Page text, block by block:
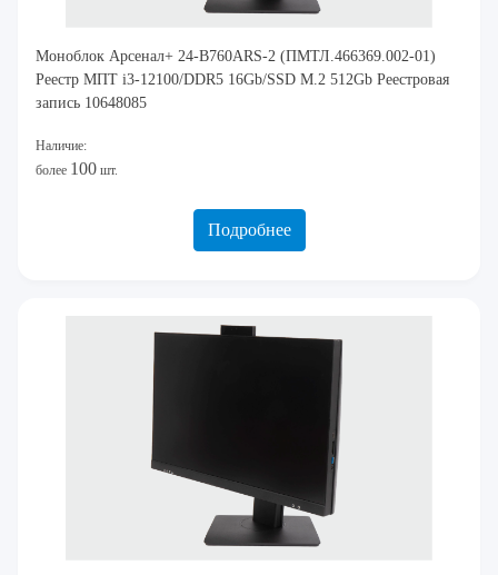
Моноблок Арсенал+ 24-B760ARS-2 (ПМТЛ.466369.002-01)
Реестр МПТ i3-12100/DDR5 16Gb/SSD M.2 512Gb Реестровая
запись 10648085
Наличие:
более 100 шт.
Подробнее